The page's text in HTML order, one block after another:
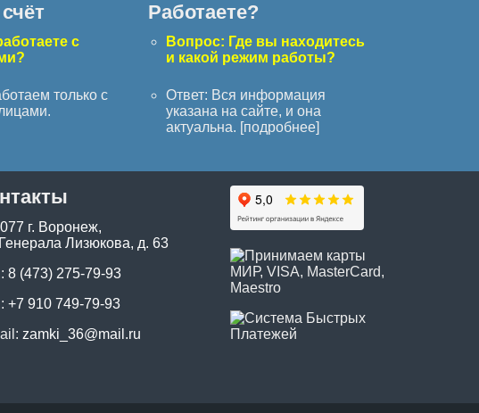
с
только с
Работаете?
Вопрос: Где вы находитесь
и какой режим работы?
Ответ: Вся информация
указана на сайте, и она
актуальна. [подробнее]
г. Воронеж,
Лизюкова, д. 63
8 (473) 275-79-93
+7 910 749-79-93
zamki_36@mail.ru